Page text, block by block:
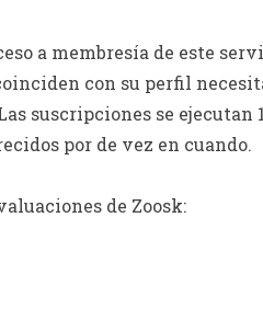
a membresía de este
con su perfil
suscripciones se ejecutan
por de vez en cuando.
de Zoosk: